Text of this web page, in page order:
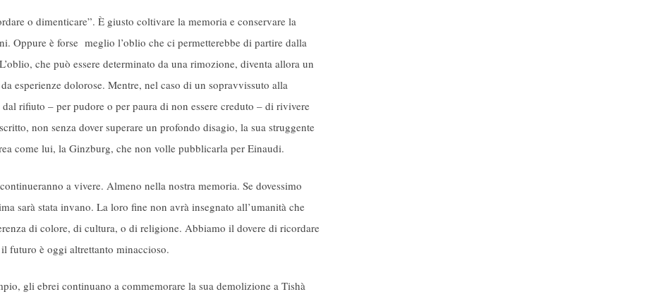
o dimenticare”. È giusto coltivare la memoria e conservare la
Oppure è forse meglio l’oblio che ci permetterebbe di partire dalla
che può essere determinato da una rimozione, diventa allora un
esperienze dolorose. Mentre, nel caso di un sopravvissuto alla
rifiuto – per pudore o per paura di non essere creduto – di rivivere
non senza dover superare un profondo disagio, la sua struggente
come lui, la Ginzburg, che non volle pubblicarla per Einaudi.
a vivere. Almeno nella nostra memoria. Se dovessimo
sarà stata invano. La loro fine non avrà insegnato all’umanità che
di colore, di cultura, o di religione. Abbiamo il dovere di ricordare
futuro è oggi altrettanto minaccioso.
gli ebrei continuano a commemorare la sua demolizione a Tishà